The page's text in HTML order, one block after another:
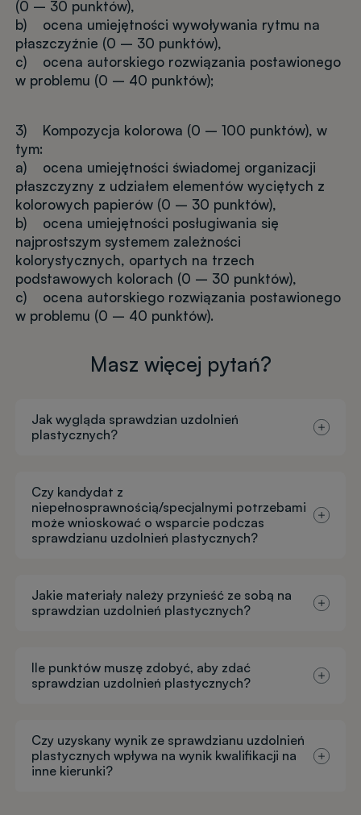
(0 – 30 punktów),
b) ocena umiejętności wywoływania rytmu na
płaszczyźnie (0 – 30 punktów),
c) ocena autorskiego rozwiązania postawionego
w problemu (0 – 40 punktów);
3) Kompozycja kolorowa (0 – 100 punktów), w
tym:
a) ocena umiejętności świadomej organizacji
płaszczyzny z udziałem elementów wyciętych z
kolorowych papierów (0 – 30 punktów),
b) ocena umiejętności posługiwania się
najprostszym systemem zależności
kolorystycznych, opartych na trzech
podstawowych kolorach (0 – 30 punktów),
c) ocena autorskiego rozwiązania postawionego
w problemu (0 – 40 punktów).
Masz więcej pytań?
Jak wygląda sprawdzian uzdolnień
plastycznych?
Czy kandydat z
niepełnosprawnością/specjalnymi potrzebami
może wnioskować o wsparcie podczas
sprawdzianu uzdolnień plastycznych?
Jakie materiały należy przynieść ze sobą na
sprawdzian uzdolnień plastycznych?
Ile punktów muszę zdobyć, aby zdać
sprawdzian uzdolnień plastycznych?
Czy uzyskany wynik ze sprawdzianu uzdolnień
plastycznych wpływa na wynik kwalifikacji na
inne kierunki?